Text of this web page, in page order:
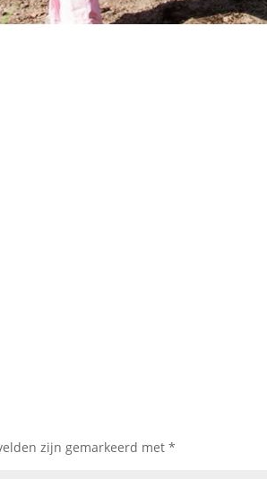
zijn gemarkeerd met*